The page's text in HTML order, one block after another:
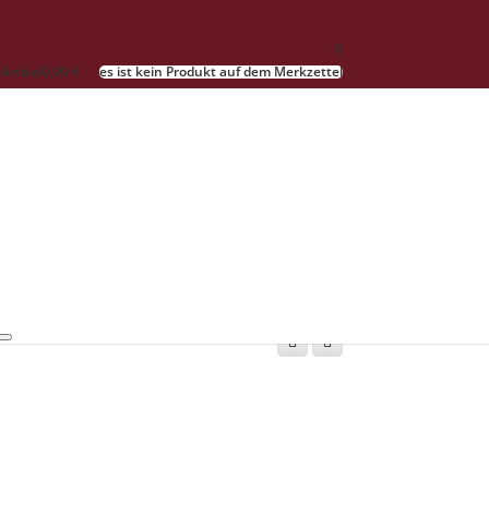
0,00 €
0
es ist kein Produkt auf dem Merkzettel